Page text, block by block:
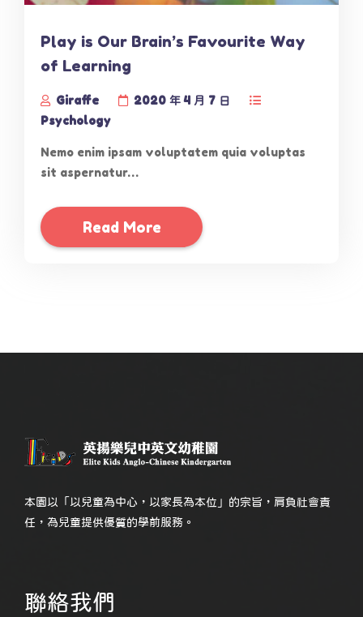
Play is Our Brain’s Favourite Way
of Learning
Giraffe
2020 年 4 月 7 日
Psychology
Nemo enim ipsam voluptatem quia voluptas
sit aspernatur…
Read More
本園以「以兒童為中心，以家長為本位」的宗旨，肩負社會責
任，為兒童提供優質的學前服務。
聯絡我們